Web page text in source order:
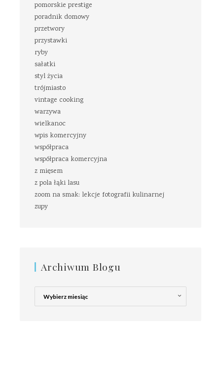
pomorskie prestige
poradnik domowy
przetwory
przystawki
ryby
sałatki
styl życia
trójmiasto
vintage cooking
warzywa
wielkanoc
wpis komercyjny
współpraca
współpraca komercyjna
z mięsem
z pola łąki lasu
zoom na smak: lekcje fotografii kulinarnej
zupy
Archiwum Blogu
Archiwum
Blogu